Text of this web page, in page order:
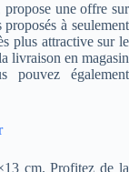
propose une offre sur
à seulement
plus attractive sur le
livraison en magasin
pouvez également
cm. Profitez de la